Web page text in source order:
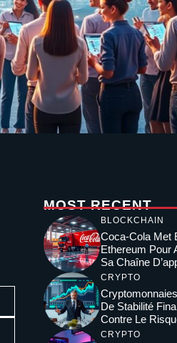
MOST RECENT
BLOCKCHAIN
Coca-Cola Met
Ethereum Pour
Sa Chaîne
CRYPTO
De Stabilité
Contre Le
CRYPTO